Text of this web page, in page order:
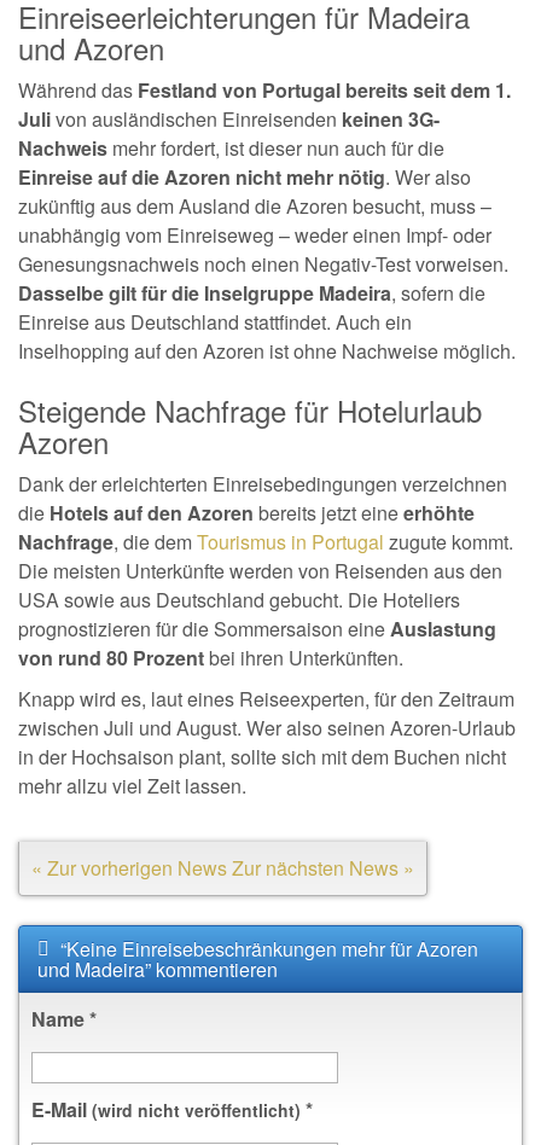
Einreiseerleichterungen für Madeira
und Azoren
Während das Festland von Portugal bereits seit dem 1.
Julivon ausländischen Einreisenden keinen 3G-
Nachweis mehr fordert, ist dieser nun auch für die
Einreise auf die Azoren nicht mehr nötig. Wer also
zukünftig aus dem Ausland die Azoren besucht, muss –
unabhängig vom Einreiseweg – weder einen Impf- oder
Genesungsnachweis noch einen Negativ-Test vorweisen.
Dasselbe gilt für die Inselgruppe Madeira, sofern die
Einreise aus Deutschland stattfindet. Auch ein
Inselhopping auf den Azoren ist ohne Nachweise möglich.
Steigende Nachfrage für Hotelurlaub
Azoren
Dank der erleichterten Einreisebedingungen verzeichnen
die Hotels auf den Azoren bereits jetzt eineerhöhte
Nachfrage, die demTourismus in Portugal zugute kommt.
Die meisten Unterkünfte werden von Reisenden aus den
USA sowie aus Deutschland gebucht. Die Hoteliers
prognostizieren für die Sommersaison eineAuslastung
von rund 80 Prozentbei ihren Unterkünften.
Knapp wird es, laut eines Reiseexperten, für den Zeitraum
zwischen Juli und August. Wer also seinen Azoren-Urlaub
in der Hochsaison plant, sollte sich mit dem Buchen nicht
mehr allzu viel Zeit lassen.
« Zur vorherigen NewsZur nächsten News »
“Keine Einreisebeschränkungen mehr für Azoren
und Madeira” kommentieren
Name*
E-Mail (wird nicht veröffentlicht) *